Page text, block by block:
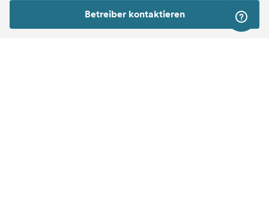
Betreiber kontaktieren